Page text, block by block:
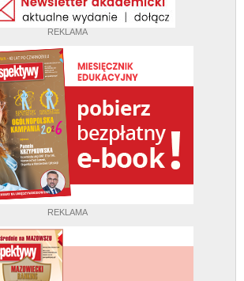
REKLAMA
REKLAMA